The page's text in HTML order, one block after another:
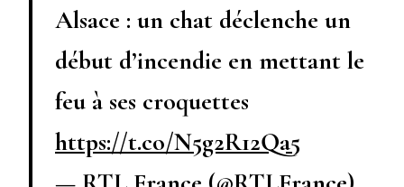
Alsace : un chat déclenche un
début d’incendie en mettant le
feu à ses croquettes
https://t.co/N5g2R12Qa5